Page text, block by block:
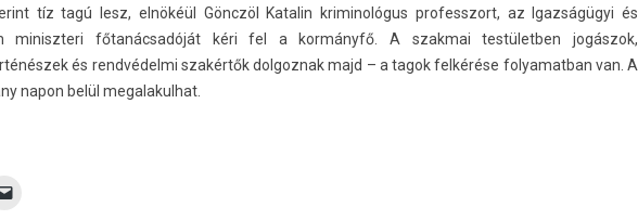
tíz tagú lesz, elnökéül Gönczöl Katalin kriminológus pro­fesszort, az Igazságügyi és
miniszteri főtanácsadóját kéri fel a kormányfő. A szak­mai tes­tületb­en jogászok,
és rendvédelmi szakértők dol­goznak majd – a tagok felkérése folyamat­ban van. A
napon belül megalakul­hat.